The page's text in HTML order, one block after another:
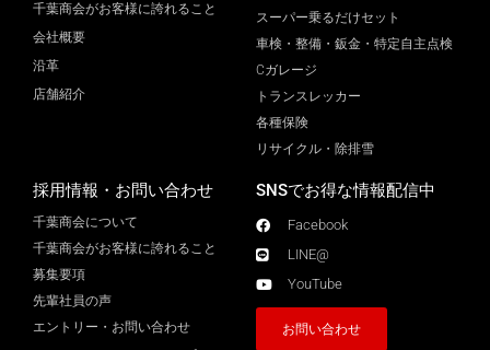
千葉商会がお客様に誇れること
会社概要
沿革
店舗紹介
スーパー乗るだけセット
車検・整備・鈑金・特定自主点検
Cガレージ
トランスレッカー
各種保険
リサイクル・除排雪
採用情報・お問い合わせ
千葉商会について
千葉商会がお客様に誇れること​
募集要項
先輩社員の声
エントリー・お問い合わせ
SNSでお得な情報配信中
Facebook
LINE@
YouTube
お問い合わせ